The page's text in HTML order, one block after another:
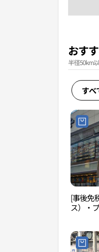
おす
半径50km
すべ
[事後免
ス）・